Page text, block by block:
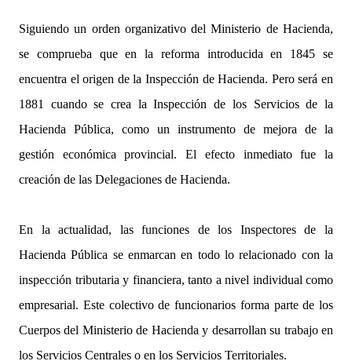
Siguiendo un orden organizativo del Ministerio de Hacienda,
se comprueba que en la reforma introducida en 1845 se
encuentra el origen de la Inspección de Hacienda. Pero será en
1881 cuando se crea la Inspección de los Servicios de la
Hacienda Pública, como un instrumento de mejora de la
gestión económica provincial. El efecto inmediato fue la
creación de las Delegaciones de Hacienda.
En la actualidad, las funciones de los Inspectores de la
Hacienda Pública se enmarcan en todo lo relacionado con la
inspección tributaria y financiera, tanto a nivel individual como
empresarial. Este colectivo de funcionarios forma parte de los
Cuerpos del Ministerio de Hacienda y desarrollan su trabajo en
los Servicios Centrales o en los Servicios Territoriales.